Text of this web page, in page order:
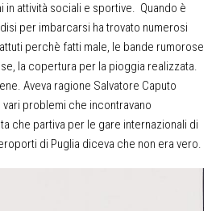
in attività sociali e sportive. Quando è
per imbarcarsi ha trovato numerosi
perchè fatti male, le bande rumorose
la copertura per la pioggia realizzata.
Aveva ragione Salvatore Caputo
problemi che incontravano
che partiva per le gare internazionali di
di Puglia diceva che non era vero.